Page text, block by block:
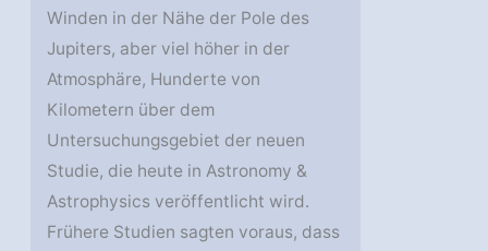
Winden in der Nähe der Pole des
Jupiters, aber viel höher in der
Atmosphäre, Hunderte von
Kilometern über dem
Untersuchungsgebiet der neuen
Studie, die heute in Astronomy &
Astrophysics veröffentlicht wird.
Frühere Studien sagten voraus, dass